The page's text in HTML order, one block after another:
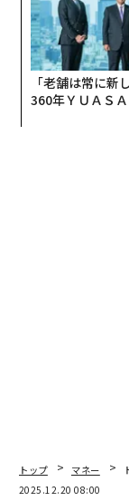
翻訳＝酒匂寛
「老舗は常に新
360年ＹＵＡＳ
トップ マネー
2025.12.20 08:00